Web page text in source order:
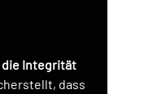
die Integrität
dass